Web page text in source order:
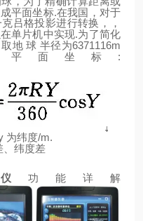
平面坐标.在我国，对于
吕格投影进行转换，，
单片机中实现.为了简化
地 球 半径为6371116m
平面坐标 :
为纬度/m.
、纬度差
功能详解